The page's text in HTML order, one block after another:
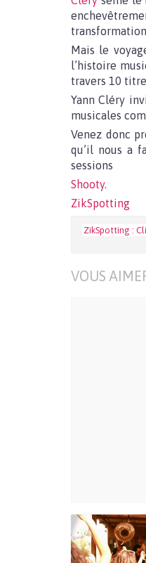
Mais le
l’histoire
travers 10
Yann Cléry
musicales
Venez donc
qu’il nous a
sessions
Shooty.
ZikSpotting
ZikSpotting :
VOUS